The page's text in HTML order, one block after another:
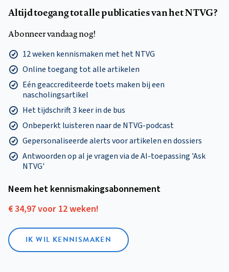
Altijd toegang tot alle publicaties van het NTVG?
Abonneer vandaag nog!
12 weken kennismaken met het NTVG
Online toegang tot alle artikelen
Eén geaccrediteerde toets maken bij een
nascholingsartikel
Het tijdschrift 3 keer in de bus
Onbeperkt luisteren naar de NTVG-podcast
Gepersonaliseerde alerts voor artikelen en dossiers
Antwoorden op al je vragen via de AI-toepassing 'Ask
NTVG'
Neem het kennismakings­abonnement
€ 34,97 voor 12 weken!
IK WIL KENNISMAKEN